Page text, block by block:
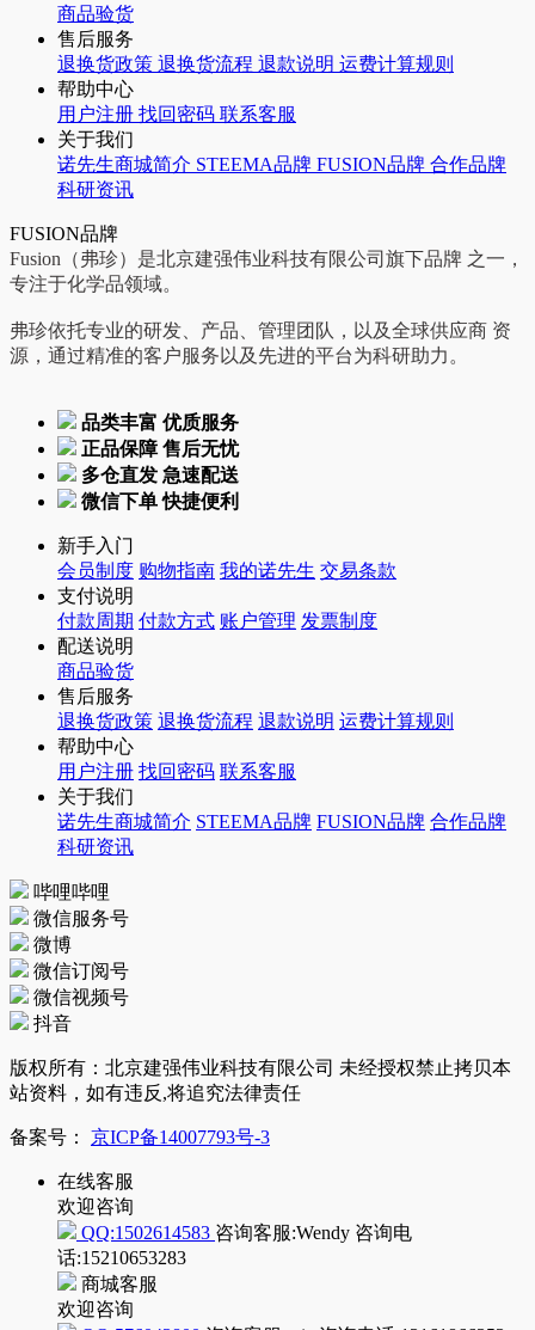
商品验货
售后服务
退换货政策 退换货流程 退款说明 运费计算规则
帮助中心
用户注册 找回密码 联系客服
关于我们
诺先生商城简介 STEEMA品牌 FUSION品牌 合作品牌
科研资讯
FUSION品牌
Fusion（弗珍）是北京建强伟业科技有限公司旗下品牌 之一，
专注于化学品领域。
弗珍依托专业的研发、产品、管理团队，以及全球供应商 资
源，通过精准的客户服务以及先进的平台为科研助力。
品类丰富 优质服务
正品保障 售后无忧
多仓直发 急速配送
微信下单 快捷便利
新手入门
会员制度 购物指南 我的诺先生 交易条款
支付说明
付款周期 付款方式 账户管理 发票制度
配送说明
商品验货
售后服务
退换货政策 退换货流程 退款说明 运费计算规则
帮助中心
用户注册 找回密码 联系客服
关于我们
诺先生商城简介 STEEMA品牌 FUSION品牌 合作品牌
科研资讯
哔哩哔哩
微信服务号
微博
微信订阅号
微信视频号
抖音
版权所有：北京建强伟业科技有限公司 未经授权禁止拷贝本
站资料，如有违反,将追究法律责任
备案号： 京ICP备14007793号-3
在线客服
欢迎咨询
QQ:1502614583 咨询客服:Wendy 咨询电
话:15210653283
商城客服
欢迎咨询